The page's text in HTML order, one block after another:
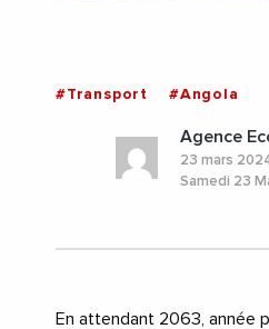
#Transport #Angola
Agence
23 mars
Samedi 23
En attendant 2063, année